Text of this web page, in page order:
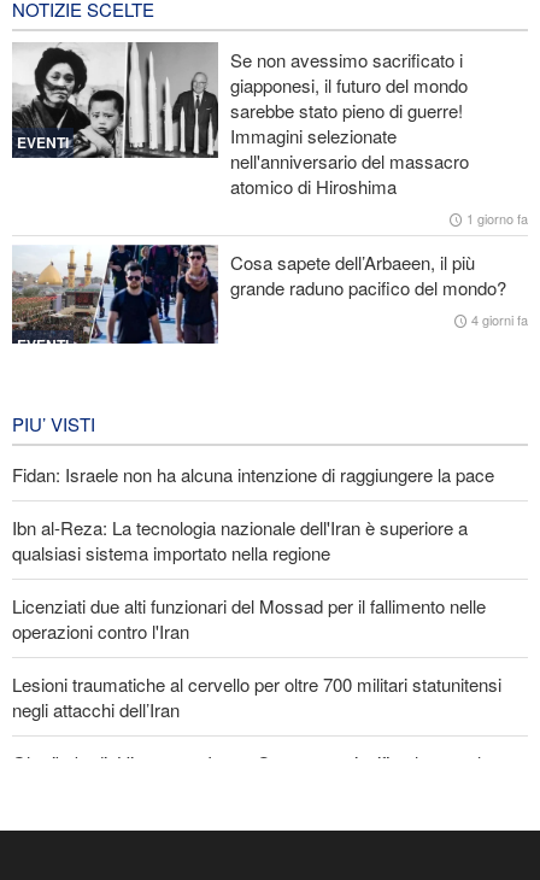
Lesioni traumatiche al cervello per oltre 700 militari statunitensi
negli attacchi dell’Iran
La risposta di Ghalibaf a Trump: La diplomazia teatrale in loop è
un fallimento
Ibn al-Reza: La tecnologia nazionale dell'Iran è superiore a
Gharibabadi: L'intesa tra Iran e Oman non significa la completa
riapertura dello Stretto di Hormuz
NOTIZIE SCELTE
EVENTI
Se non avessimo sacrificato i
giapponesi, il futuro del mondo
sarebbe stato pieno di guerre!
Immagini selezionate
nell'anniversario del massacro
atomico di Hiroshima
1 giorno fa
EVENTI
Cosa sapete dell’Arbaeen, il più
grande raduno pacifico del mondo?
4 giorni fa
EVENTI
PIU’ VISTI
Fidan: Israele non ha alcuna intenzione di raggiungere la pace
Ibn al-Reza: La tecnologia nazionale dell'Iran è superiore a
qualsiasi sistema importato nella regione
Licenziati due alti funzionari del Mossad per il fallimento nelle
operazioni contro l'Iran
Lesioni traumatiche al cervello per oltre 700 militari statunitensi
negli attacchi dell’Iran
Gharibabadi: L'intesa tra Iran e Oman non significa la completa